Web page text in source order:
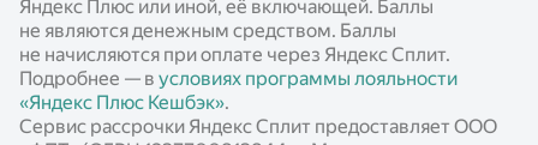
Яндекс Плюс или иной, её включающей. Баллы
не являются денежным средством. Баллы
не начисляются при оплате через Яндекс Сплит.
Подробнее — в условиях программы лояльности
«Яндекс Плюс Кешбэк».
Сервис рассрочки Яндекс Сплит предоставляет ООО